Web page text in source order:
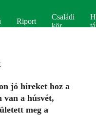
Riport
Családi
kör
jó híreket hoz a
a húsvét,
meg a